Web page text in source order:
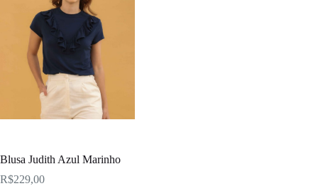
Blusa Judith Azul Marinho
R$229,00